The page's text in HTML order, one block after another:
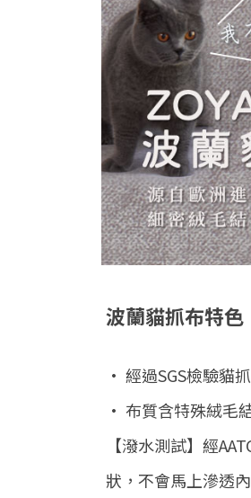
波蘭貓抓布特色
• 經過SGS檢驗貓
• 布質含特殊絨毛
【潑水測試】經
狀，不會馬上滲透